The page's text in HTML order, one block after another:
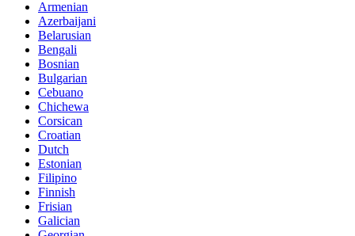
Armenian
Azerbaijani
Belarusian
Bengali
Bosnian
Bulgarian
Cebuano
Chichewa
Corsican
Croatian
Dutch
Estonian
Filipino
Finnish
Frisian
Galician